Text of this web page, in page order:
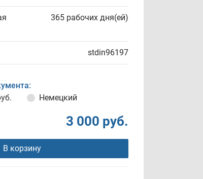
365 рабочих дня(ей)
stdin96197
Немецкий
3 000 руб.
В корзину